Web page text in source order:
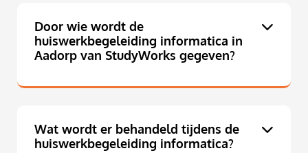
Door wie wordt de
huiswerkbegeleiding informatica in
Aadorp van StudyWorks gegeven?
Wat wordt er behandeld tijdens de
huiswerkbegeleiding informatica?